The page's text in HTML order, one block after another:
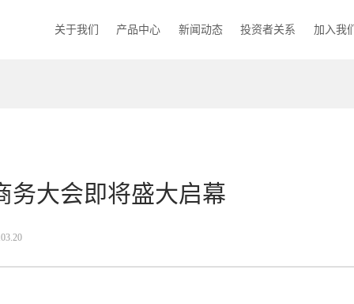
关于我们 产品中心 新闻动态 投资者关系 加入我们
务大会即将盛大启幕